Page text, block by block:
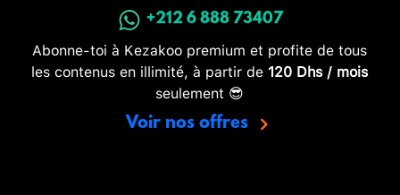
+212 6 888 73407
Abonne-toi à Kezakoo premium et profite de tous
les contenus en illimité, à partir de 120 Dhs / mois
seulement 😎
Voir nos offres